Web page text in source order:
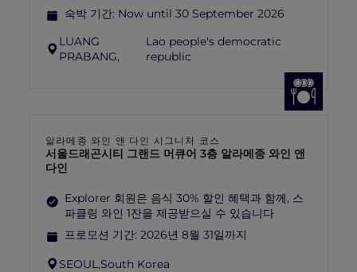
숙박 기간: Now until 30 September 2026
LUANG
PRABANG,
Lao people's democratic
republic
알라메종 와인 앤 다인 시그니처 코스
서울드래곤시티 그랜드 머큐어 3층 알라메종 와인 앤
다인
Explorer 회원은 음식 30% 할인 혜택과 함께, 스
파클링 와인 1잔을 제공받으실 수 있습니다
프로모션 기간: 2026년 8월 31일까지
SEOUL,South Korea